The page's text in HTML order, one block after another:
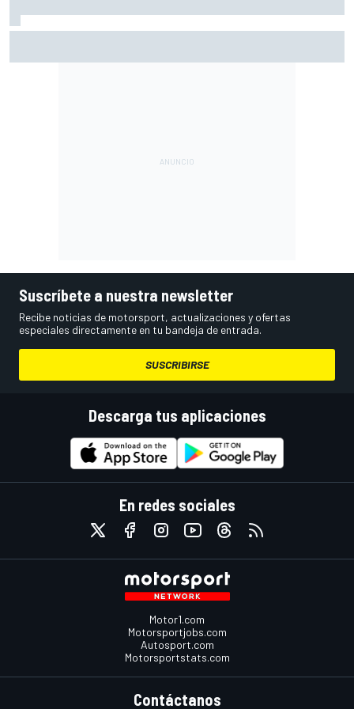
Suscríbete a nuestra newsletter
Recibe noticias de motorsport, actualizaciones y ofertas
especiales directamente en tu bandeja de entrada.
SUSCRIBIRSE
Descarga tus aplicaciones
En redes sociales
Motor1.com
Motorsportjobs.com
Autosport.com
Motorsportstats.com
Contáctanos